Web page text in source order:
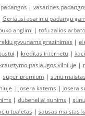
| vasarines
Geriausi asariniu padangu
anglimi | tofu zalios
gyvunams grazinimas |
| kreditas internetu |
paslaugos vilniuje |
super premium | sunu maistas
| josera katems | josera
| dubeneliai sunims |
tualetas | sausas maistas